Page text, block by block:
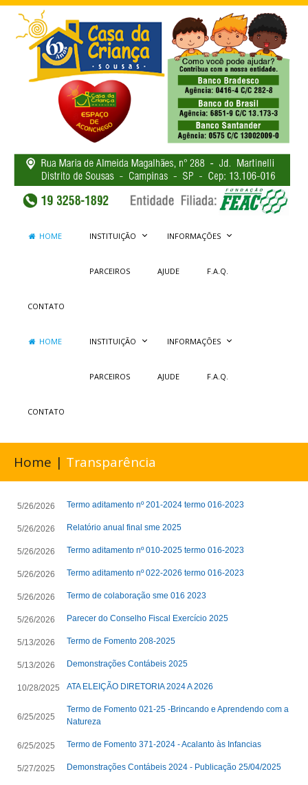
HOME INSTITUIÇÃO INFORMAÇÕES
PARCEIROS AJUDE F.A.Q.
CONTATO
HOME INSTITUIÇÃO INFORMAÇÕES
PARCEIROS AJUDE F.A.Q.
CONTATO
Home | Transparência
5/26/2026 Termo aditamento nº 201-2024 termo 016-2023
5/26/2026 Relatório anual final sme 2025
5/26/2026 Termo aditamento nº 010-2025 termo 016-2023
5/26/2026 Termo aditamento nº 022-2026 termo 016-2023
5/26/2026 Termo de colaboração sme 016 2023
5/26/2026 Parecer do Conselho Fiscal Exercício 2025
5/13/2026 Termo de Fomento 208-2025
5/13/2026 Demonstrações Contábeis 2025
10/28/2025 ATA ELEIÇÃO DIRETORIA 2024 A 2026
6/25/2025
Termo de Fomento 021-25 -Brincando e Aprendendo com a
Natureza
6/25/2025 Termo de Fomento 371-2024 - Acalanto às Infancias
5/27/2025 Demonstrações Contábeis 2024 - Publicação 25/04/2025